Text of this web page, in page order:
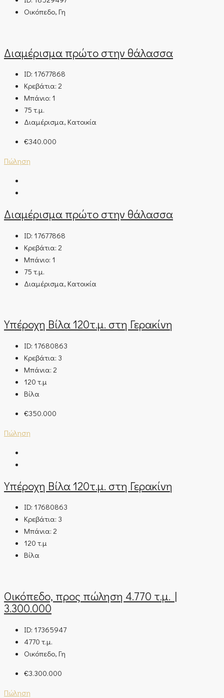
Οικόπεδο, Γη
Διαμέρισμα πρώτο στην θάλασσα
ID: 17677868
Κρεβάτια: 2
Μπάνιο: 1
75 τ.μ.
Διαμέρισμα, Κατοικία
€340.000
Πώληση
Διαμέρισμα πρώτο στην θάλασσα
ID: 17677868
Κρεβάτια: 2
Μπάνιο: 1
75 τ.μ.
Διαμέρισμα, Κατοικία
Υπέροχη Βίλα 120τ.μ. στη Γερακίνη
ID: 17680863
Κρεβάτια: 3
Μπάνια: 2
120 τ.μ
Βίλα
€350.000
Πώληση
Υπέροχη Βίλα 120τ.μ. στη Γερακίνη
ID: 17680863
Κρεβάτια: 3
Μπάνια: 2
120 τ.μ
Βίλα
Οικόπεδο, προς πώληση 4.770 τ.μ. |
3.300.000
ID: 17365947
4770 τ.μ.
Οικόπεδο, Γη
€3.300.000
Πώληση